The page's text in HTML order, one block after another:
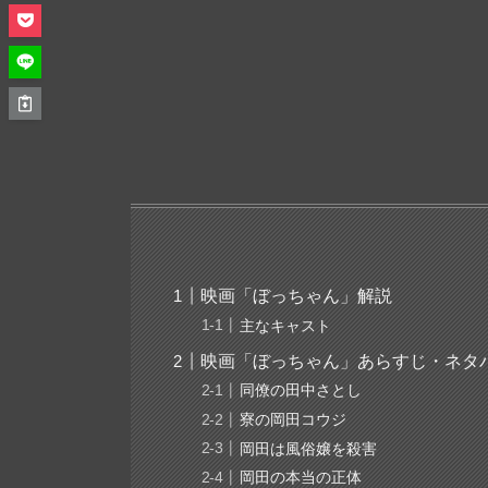
映画「ぼっちゃん」解説
主なキャスト
映画「ぼっちゃん」あらすじ・ネタ
同僚の田中さとし
寮の岡田コウジ
岡田は風俗嬢を殺害
岡田の本当の正体